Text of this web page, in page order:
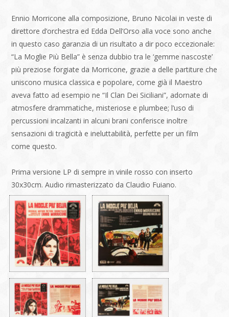
Ennio Morricone alla composizione, Bruno Nicolai in veste di
direttore d’orchestra ed Edda Dell’Orso alla voce sono anche
in questo caso garanzia di un risultato a dir poco eccezionale:
“La Moglie Più Bella” è senza dubbio tra le ‘gemme nascoste’
più preziose forgiate da Morricone, grazie a delle partiture che
uniscono musica classica e popolare, come già il Maestro
aveva fatto ad esempio ne “Il Clan Dei Siciliani”, adornate di
atmosfere drammatiche, misteriose e plumbee; l’uso di
percussioni incalzanti in alcuni brani conferisce inoltre
sensazioni di tragicità e ineluttabilità, perfette per un film
come questo.
Prima versione LP di sempre in vinile rosso con inserto
30x30cm. Audio rimasterizzato da Claudio Fuiano.